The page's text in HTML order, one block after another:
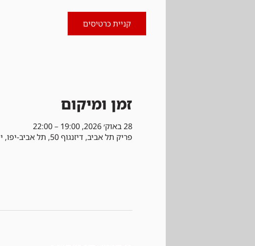
קניית כרטיסים
זמן ומיקום
28 באוק׳ 2026, 19:00 – 22:00
פריק תל אביב, דיזנגוף 50, תל אביב-יפו, ישראל